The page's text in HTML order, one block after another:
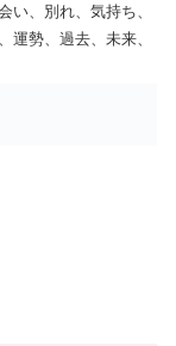
い、別れ、気持ち、
運勢、過去、未来、